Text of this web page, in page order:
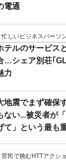
電通
忙しいビジネスパーソ
テルのサービス
…シェア別荘｢
力
地震でまず確保
ない...被災者が
て」という最も
官民で挑むHTTアクシ